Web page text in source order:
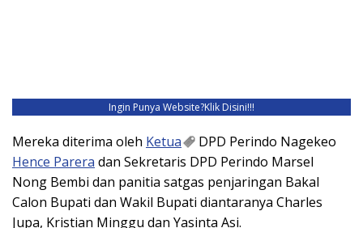
Ingin Punya Website?Klik Disini!!!
Mereka diterima oleh Ketua
DPD Perindo Nagekeo
Hence Parera dan Sekretaris DPD Perindo Marsel
Nong Bembi dan panitia satgas penjaringan Bakal
Calon Bupati dan Wakil Bupati diantaranya Charles
Jupa, Kristian Minggu dan Yasinta Asi.